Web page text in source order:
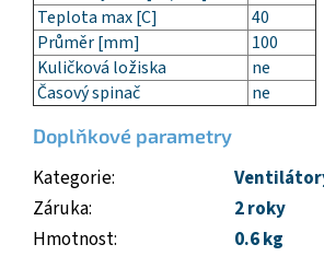
Teplota max [C]
40
Průměr [mm]
100
Kuličková ložiska
ne
Časový spinač
ne
Doplňkové parametry
Kategorie:
Záruka:
2 roky
Hmotnost:
0.6 kg